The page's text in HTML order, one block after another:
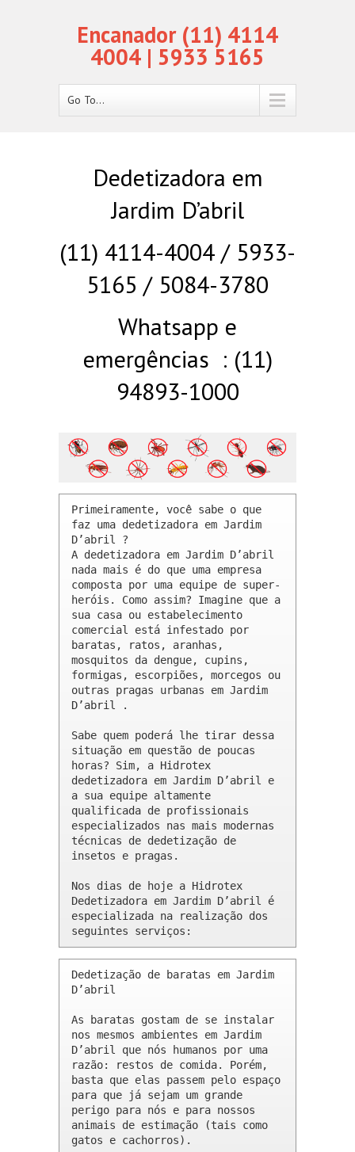
Encanador (11) 4114
4004 | 5933 5165
Go To...
Dedetizadora em
Jardim D’abril
(11) 4114-4004 / 5933-
5165 / 5084-3780
Whatsapp e
emergências : (11)
94893-1000
Primeiramente, você sabe o que
faz uma dedetizadora em Jardim
D’abril ?
A dedetizadora em Jardim D’abril
nada mais é do que uma empresa
composta por uma equipe de super-
heróis. Como assim? Imagine que a
sua casa ou estabelecimento
comercial está infestado por
baratas, ratos, aranhas,
mosquitos da dengue, cupins,
formigas, escorpiões, morcegos ou
outras pragas urbanas em Jardim
D’abril .
Sabe quem poderá lhe tirar dessa
situação em questão de poucas
horas? Sim, a Hidrotex
dedetizadora em Jardim D’abril e
a sua equipe altamente
qualificada de profissionais
especializados nas mais modernas
técnicas de dedetização de
insetos e pragas.
Nos dias de hoje a Hidrotex
Dedetizadora em Jardim D’abril é
especializada na realização dos
seguintes serviços:
Dedetização de baratas em Jardim
D’abril
As baratas gostam de se instalar
nos mesmos ambientes em Jardim
D’abril que nós humanos por uma
razão: restos de comida. Porém,
basta que elas passem pelo espaço
para que já sejam um grande
perigo para nós e para nossos
animais de estimação (tais como
gatos e cachorros).